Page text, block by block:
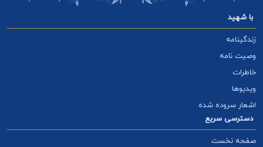
با شهید
زندگینامه
وصیت نامه
خاطرات
ویدیوها
اشعار سروده شده
دسترسی سریع
صفحه نخست